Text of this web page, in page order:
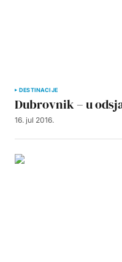
DESTINACIJE
Dubrovnik – u
16. jul 2016.